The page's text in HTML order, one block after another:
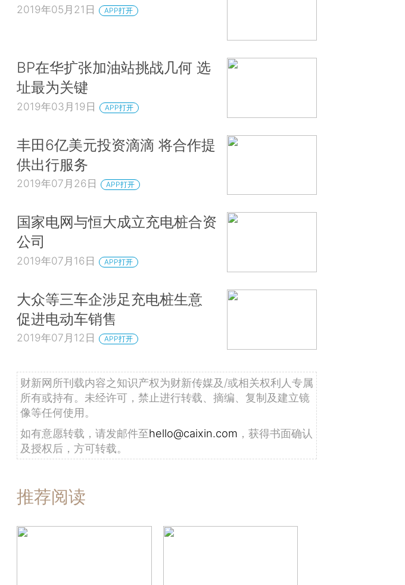
2019年05月21日 APP打开
BP在华扩张加油站挑战几何 选
址最为关键
2019年03月19日 APP打开
丰田6亿美元投资滴滴 将合作提
供出行服务
2019年07月26日 APP打开
国家电网与恒大成立充电桩合资
公司
2019年07月16日 APP打开
大众等三车企涉足充电桩生意
促进电动车销售
2019年07月12日 APP打开
财新网所刊载内容之知识产权为财新传媒及/或相关权利人专属
所有或持有。未经许可，禁止进行转载、摘编、复制及建立镜
像等任何使用。
如有意愿转载，请发邮件至hello@caixin.com ，获得书面确认
及授权后，方可转载。
推荐阅读